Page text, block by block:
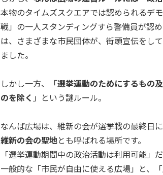
本物のタイムズスクエアでは認められるデ
戦」の一人スタンディングすら警備員が認
は、さまざまな市民団体が、街頭宣伝をし
ました。
しかし一方、「選挙運動のためにするもの
のを除く 」という謎ルール。
なんば広場は、維新の会が選挙戦の最終日
維新の会の聖地とも呼ばれる場所です。
「選挙運動期間中の政治活動は利用可能」
一般的な「市民が自由に使える広場」と、